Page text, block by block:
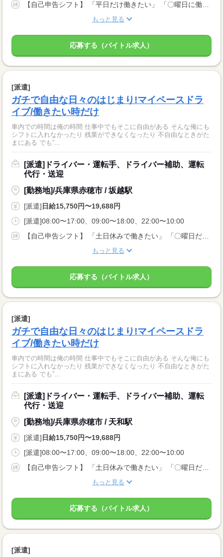
【自己申告シフト】 「平日だけ働きたい」 「〇曜日に働きたい」 など、働き方は自分で選べます。 曜日・時間についてのご希望も 面談の際に教えてくださいね ※こちらは8t限定中型免許以上のお仕事の例です
もっと見る
応募する（バイトル求人）
[派遣]
ガチで自由な日々のはじまり!マイペースドラ
イブ/働きたい時だけ
車内での時間は俺の時間 仕事中でもそこに自由がある そんな俺にも
シフトに入れなかったり 残業ができなくなったり 不自由なときがた
まにある でも”...
[派遣]ドライバー・運転手、ドライバー補助、運転
代行・送迎
[勤務地]/兵庫県赤穂市 / 坂越駅
[派遣] 日給15,750円〜19,688円
[派遣]08:00〜17:00、09:00〜18:00、22:00〜10:00
【自己申告シフト】 「土日休みで働きたい」 「〇曜日だけ働きたい」 働きたい日は事前に選べます。 お休み希望の曜日・時間についても 面談の際に教えてくださいね。 ※こちらは中型以上のお仕事の例です
もっと見る
応募する（バイトル求人）
[派遣]
ガチで自由な日々のはじまり!マイペースドラ
イブ/働きたい時だけ
車内での時間は俺の時間 仕事中でもそこに自由がある そんな俺にも
シフトに入れなかったり 残業ができなくなったり 不自由なときがた
まにある でも”...
[派遣]ドライバー・運転手、ドライバー補助、運転
代行・送迎
[勤務地]/兵庫県赤穂市 / 天和駅
[派遣] 日給15,750円〜19,688円
[派遣]08:00〜17:00、09:00〜18:00、22:00〜10:00
【自己申告シフト】 「土日休みで働きたい」 「〇曜日だけ働きたい」 働きたい日は事前に選べます。 お休み希望の曜日・時間についても 面談の際に教えてくださいね。 ※こちらは中型以上のお仕事の例です
もっと見る
応募する（バイトル求人）
[派遣]